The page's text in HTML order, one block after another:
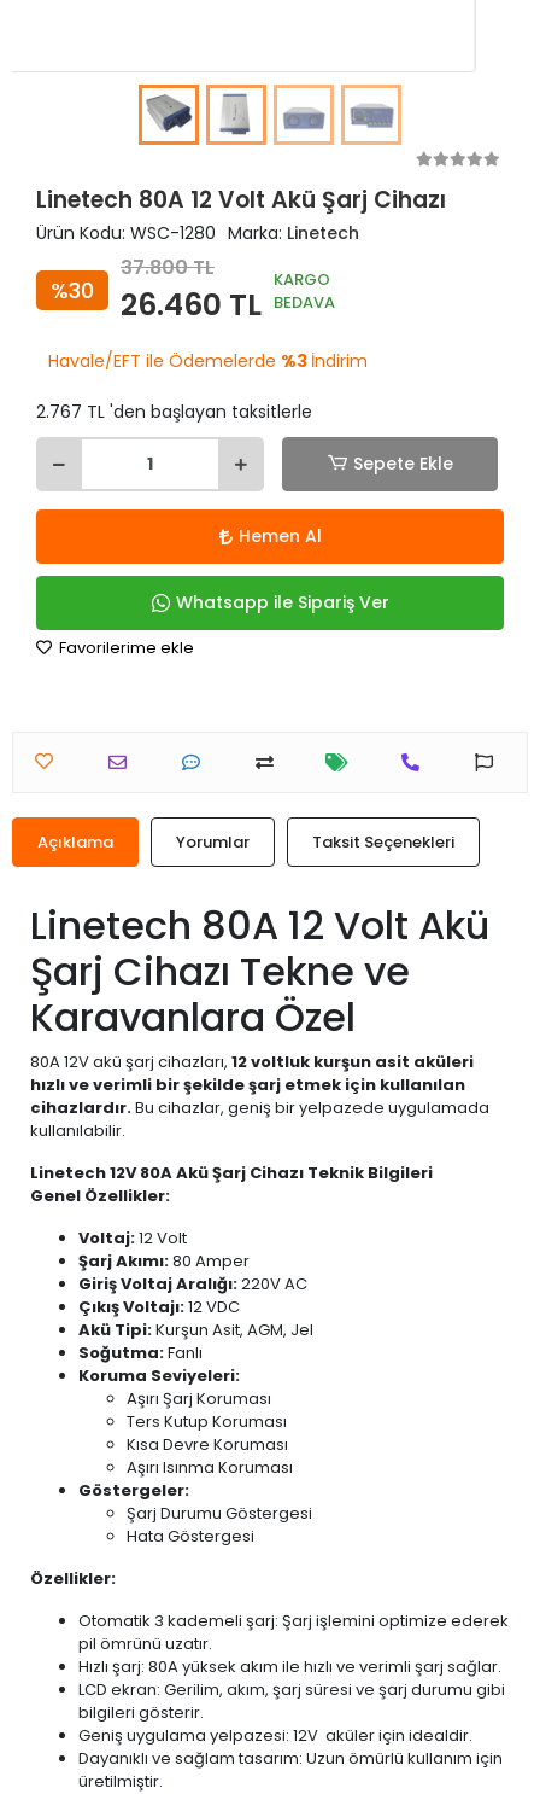
Linetech 80A 12 Volt Akü Şarj Cihazı
Ürün Kodu: WSC-1280 Marka: Linetech
%30
37.800 TL
26.460 TL
KARGO
BEDAVA
Havale/EFT ile Ödemelerde %3 İndirim
2.767 TL 'den başlayan taksitlerle
Sepete Ekle
Hemen Al
Whatsapp ile Sipariş Ver
Favorilerime ekle
Açıklama Yorumlar Taksit Seçenekleri
Linetech 80A 12 Volt Akü
Şarj Cihazı Tekne ve
Karavanlara Özel
80A 12V akü şarj cihazları, 12 voltluk kurşun asit aküleri
hızlı ve verimli bir şekilde şarj etmek için kullanılan
cihazlardır.Bu cihazlar, geniş bir yelpazede uygulamada
kullanılabilir.
Linetech 12V 80A Akü Şarj Cihazı Teknik Bilgileri
Genel Özellikler:
Voltaj:12 Volt
Şarj Akımı:80 Amper
Giriş Voltaj Aralığı:220V AC
Çıkış Voltajı:12 VDC
Akü Tipi:Kurşun Asit, AGM, Jel
Soğutma:Fanlı
Koruma Seviyeleri:
Aşırı Şarj Koruması
Ters Kutup Koruması
Kısa Devre Koruması
Aşırı Isınma Koruması
Göstergeler:
Şarj Durumu Göstergesi
Hata Göstergesi
Özellikler:
Otomatik 3 kademeli şarj: Şarj işlemini optimize ederek
pil ömrünü uzatır.
Hızlı şarj: 80A yüksek akım ile hızlı ve verimli şarj sağlar.
LCD ekran: Gerilim, akım, şarj süresi ve şarj durumu gibi
bilgileri gösterir.
Geniş uygulama yelpazesi: 12V aküler için idealdir.
Dayanıklı ve sağlam tasarım: Uzun ömürlü kullanım için
üretilmiştir.